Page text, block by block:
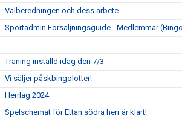
Valberedningen och dess arbete
Sportadmin Försäljningsguide - Medlemmar
Träning inställd idag den 7/3
Vi säljer påskbingolotter!
Herrlag 2024
Spelschemat för Ettan södra herr är klart!